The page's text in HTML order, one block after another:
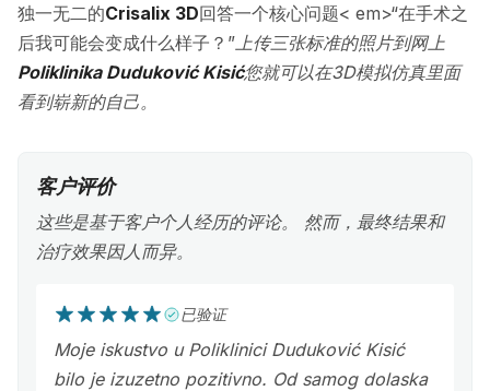
独一无二的Crisalix 3D回答一个核心问题< em>“在手术之
后我可能会变成什么样子？” 上传三张标准的照片到网上
Poliklinika Duduković Kisić您就可以在3D模拟仿真里面
看到崭新的自己。
客户评价
这些是基于客户个人经历的评论。 然而，最终结果和
治疗效果因人而异。
已验证
Moje iskustvo u Poliklinici Duduković Kisić
bilo je izuzetno pozitivno. Od samog dolaska